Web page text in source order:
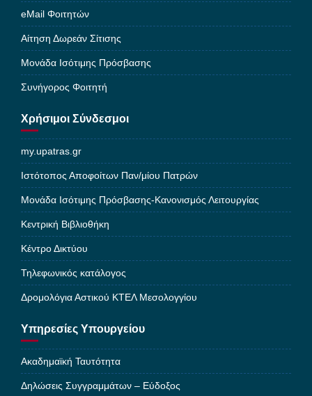
eMail Φοιτητών
Αίτηση Δωρεάν Σίτισης
Μονάδα Ισότιμης Πρόσβασης
Συνήγορος Φοιτητή
Χρήσιμοι Σύνδεσμοι
my.upatras.gr
Ιστότοπος Αποφοίτων Παν/μίου Πατρών
Μονάδα Ισότιμης Πρόσβασης-Κανονισμός Λειτουργίας
Κεντρική Βιβλιοθήκη
Κέντρο Δικτύου
Τηλεφωνικός κατάλογος
Δρομολόγια Αστικού ΚΤΕΛ Μεσολογγίου
Υπηρεσίες Υπουργείου
Ακαδημαϊκή Ταυτότητα
Δηλώσεις Συγγραμμάτων – Εύδοξος